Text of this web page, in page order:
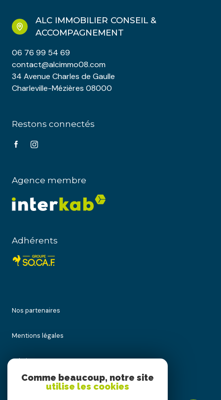
ALC IMMOBILIER CONSEIL &
ACCOMPAGNEMENT
06 76 99 54 69
contact@alcimmo08.com
34 Avenue Charles de Gaulle
Charleville-Mézières 08000
Restons connectés
Agence membre
Adhérents
Nos partenaires
Mentions légales
Admin
Nos honoraires
Comme beaucoup, notre site
utilise les cookies